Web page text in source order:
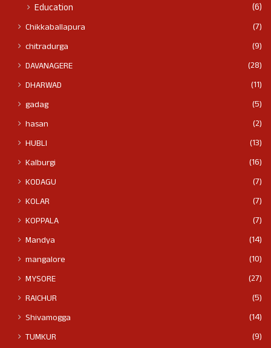
Education (6)
Chikkaballapura
(7)
chitradurga
(9)
DAVANAGERE
(28)
DHARWAD
(11)
gadag
(5)
hasan
(2)
HUBLI
(13)
Kalburgi
(16)
KODAGU
(7)
KOLAR
(7)
KOPPALA
(7)
Mandya
(14)
mangalore
(10)
MYSORE
(27)
RAICHUR
(5)
Shivamogga
(14)
TUMKUR
(9)